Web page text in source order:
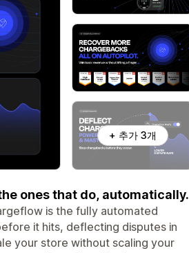
+ 추가 3개
ones that do, automatically.
is the fully automated
it hits, deflecting disputes in
your store without scaling your